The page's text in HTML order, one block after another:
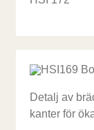
Detalj av
kanter för